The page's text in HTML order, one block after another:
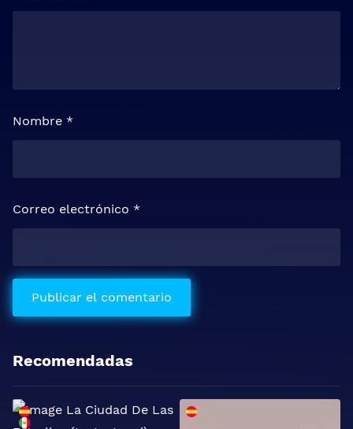
Nombre *
Correo electrónico *
Recomendadas